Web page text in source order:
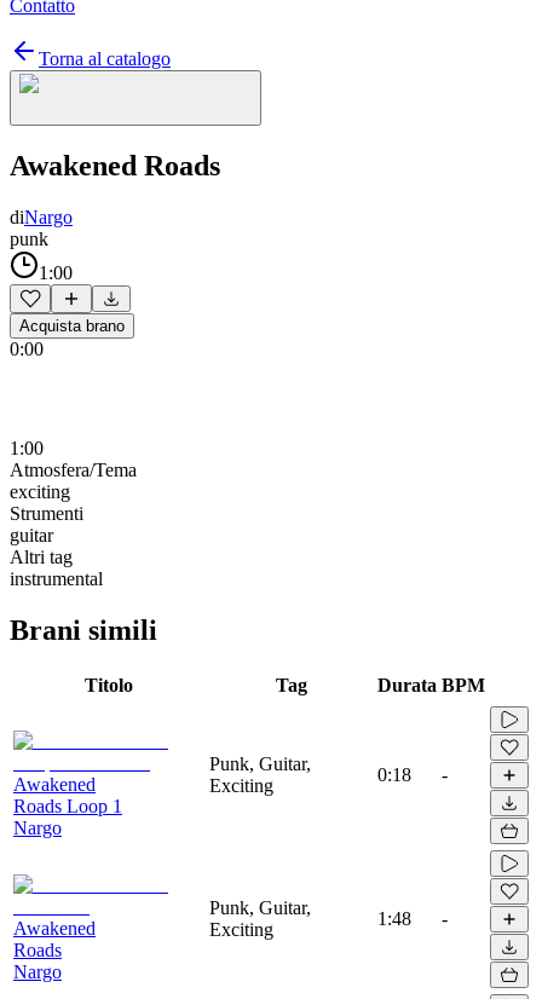
Contatto
Torna al catalogo
Awakened Roads
diNargo
punk
1:00
Acquista brano
0:00
1:00
Atmosfera/Tema
exciting
Strumenti
guitar
Altri tag
instrumental
Brani simili
Titolo Tag Durata BPM
Awakened
Roads Loop 1
Nargo
Punk, Guitar,
Exciting
0:18 -
Awakened
Roads
Nargo
Punk, Guitar,
Exciting
1:48 -